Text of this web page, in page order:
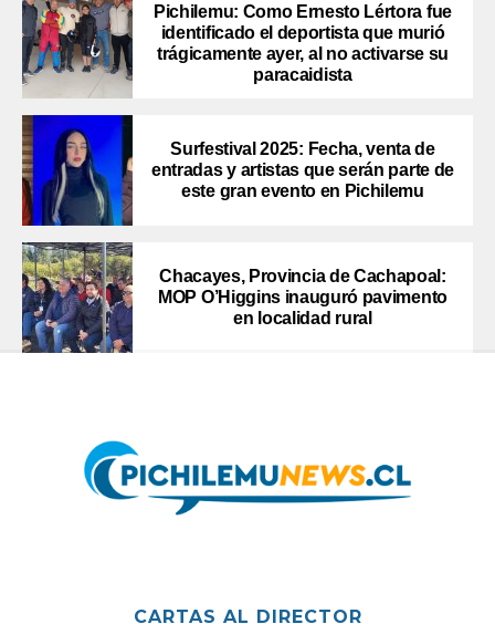
Pichilemu: Como Ernesto Lértora fue
identificado el deportista que murió
trágicamente ayer, al no activarse su
paracaidista
Surfestival 2025: Fecha, venta de
entradas y artistas que serán parte de
este gran evento en Pichilemu
Chacayes, Provincia de Cachapoal:
MOP O’Higgins inauguró pavimento
en localidad rural
CARTAS AL DIRECTOR